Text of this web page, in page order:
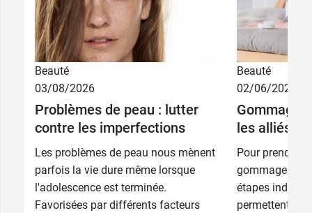
Beauté
03/08/2026
Problèmes de peau : lutter
contre les imperfections
Les problèmes de peau nous mènent
parfois la vie dure même lorsque
l'adolescence est terminée.
Favorisées par différents facteurs
Beauté
02/06/2026
Gommage
les alliés
Pour prendre
gommage et
étapes
permettent